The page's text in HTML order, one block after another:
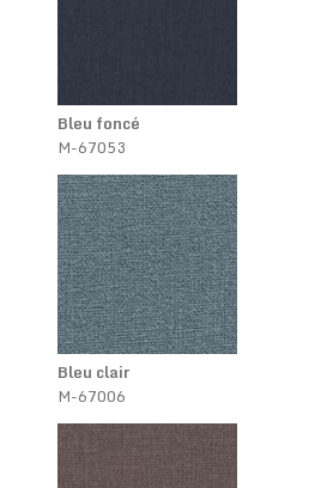
Bleu foncé
M-67053
Bleu clair
M-67006